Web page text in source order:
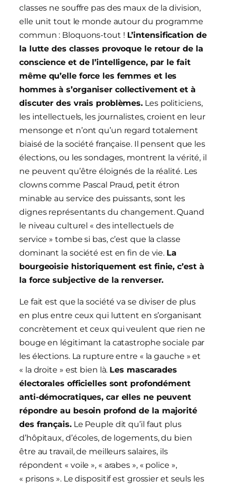
classes ne souffre pas des maux de la division,
elle unit tout le monde autour du programme
commun : Bloquons-tout ! L’intensification de
la lutte des classes provoque le retour de la
conscience et de l’intelligence, par le fait
même qu’elle force les femmes et les
hommes à s’organiser collectivement et à
discuter des vrais problèmes. Les politiciens,
les intellectuels, les journalistes, croient en leur
mensonge et n’ont qu’un regard totalement
biaisé de la société française. Il pensent que les
élections, ou les sondages, montrent la vérité, il
ne peuvent qu’être éloignés de la réalité. Les
clowns comme Pascal Praud, petit étron
minable au service des puissants, sont les
dignes représentants du changement. Quand
le niveau culturel « des intellectuels de
service » tombe si bas, c’est que la classe
dominant la société est en fin de vie. La
bourgeoisie historiquement est finie, c’est à
la force subjective de la renverser.
Le fait est que la société va se diviser de plus
en plus entre ceux qui luttent en s’organisant
concrètement et ceux qui veulent que rien ne
bouge en légitimant la catastrophe sociale par
les élections. La rupture entre « la gauche » et
« la droite » est bien là. Les mascarades
électorales officielles sont profondément
anti-démocratiques, car elles ne peuvent
répondre au besoin profond de la majorité
des français.Le Peuple dit qu’il faut plus
d’hôpitaux, d’écoles, de logements, du bien
être au travail, de meilleurs salaires, ils
répondent « voile », « arabes », « police »,
« prisons ». Le dispositif est grossier et seuls les